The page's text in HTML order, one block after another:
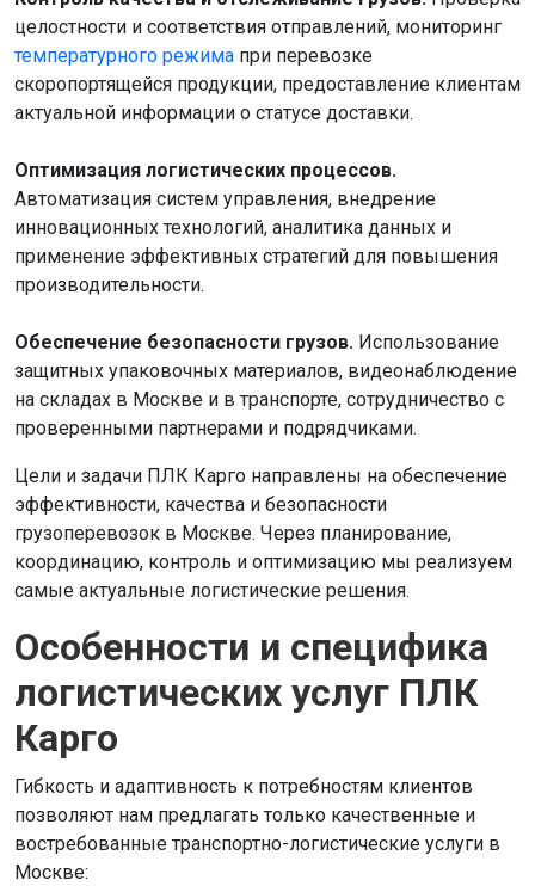
целостности и соответствия отправлений, мониторинг
температурного режима при перевозке
скоропортящейся продукции, предоставление клиентам
актуальной информации о статусе доставки.
Оптимизация логистических процессов.
Автоматизация систем управления, внедрение
инновационных технологий, аналитика данных и
применение эффективных стратегий для повышения
производительности.
Обеспечение безопасности грузов. Использование
защитных упаковочных материалов, видеонаблюдение
на складах в Москве и в транспорте, сотрудничество с
проверенными партнерами и подрядчиками.
Цели и задачи ПЛК Карго направлены на обеспечение
эффективности, качества и безопасности
грузоперевозок в Москве. Через планирование,
координацию, контроль и оптимизацию мы реализуем
самые актуальные логистические решения.
Особенности и специфика
логистических услуг ПЛК
Карго
Гибкость и адаптивность к потребностям клиентов
позволяют нам предлагать только качественные и
востребованные транспортно-логистические услуги в
Москве: